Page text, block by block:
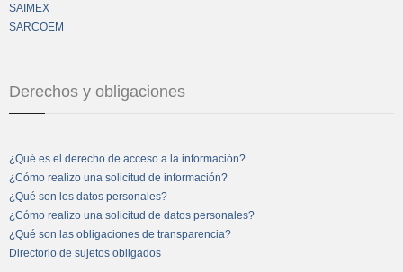
SAIMEX
SARCOEM
Derechos y obligaciones
¿Qué es el derecho de acceso a la información?
¿Cómo realizo una solicitud de información?
¿Qué son los datos personales?
¿Cómo realizo una solicitud de datos personales?
¿Qué son las obligaciones de transparencia?
Directorio de sujetos obligados